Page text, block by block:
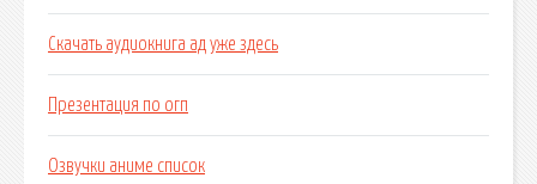
Скачать аудиокнига ад уже здесь
Презентация по огп
Озвучки аниме список